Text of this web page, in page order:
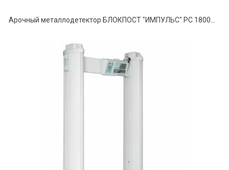
Арочный металлодетектор БЛОКПОСТ "ИМПУЛЬС" РС 1800МК (18/12/6)